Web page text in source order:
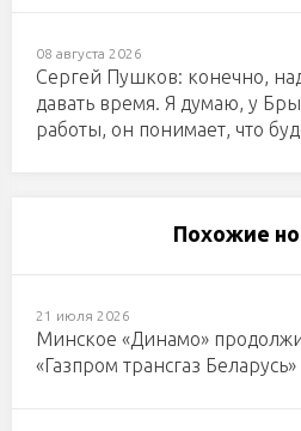
08 августа 2026
Сергей Пушков: конечно,
давать время. Я думаю, у
работы, он понимает, что
Похожие
21 июля 2026
Минское «Динамо»
«Газпром трансгаз